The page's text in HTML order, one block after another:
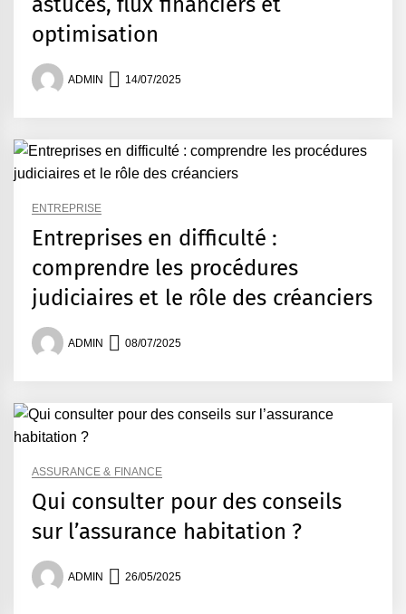
optimisation
ADMIN 14/07/2025
ENTREPRISE
Entreprises en difficulté :
comprendre les procédures
judiciaires et le rôle des créanciers
ADMIN 08/07/2025
ASSURANCE & FINANCE
Qui consulter pour des conseils
sur l’assurance habitation ?
ADMIN 26/05/2025